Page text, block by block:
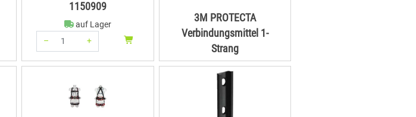
1150909
auf Lager
–
+
3M PROTECTA
Verbindungsmittel 1-
Strang